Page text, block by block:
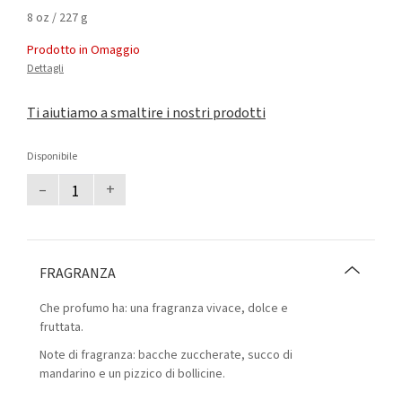
8 oz / 227 g
Prodotto in Omaggio
Dettagli
Ti aiutiamo a smaltire i nostri prodotti
Disponibile
– +
FRAGRANZA
Che profumo ha: una fragranza vivace, dolce e
fruttata.
Note di fragranza: bacche zuccherate, succo di
mandarino e un pizzico di bollicine.